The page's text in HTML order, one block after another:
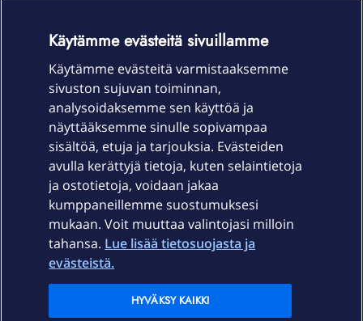
Laitteet & liittymät
Palvelut
Ajankohtaista
Elisa Oyj
Käytämme evästeitä sivuillamme
Käytämme evästeitä varmistaaksemme
sivuston sujuvan toiminnan,
analysoidaksemme sen käyttöä ja
näyttääksemme sinulle sopivampaa
sisältöä, etuja ja tarjouksia. Evästeiden
avulla kerättyjä tietoja, kuten selaintietoja
ja ostotietoja, voidaan jakaa
kumppaneillemme suostumuksesi
mukaan. Voit muuttaa valintojasi milloin
tahansa. Lue lisää tietosuojasta ja
evästeistä.
HYVÄKSY KAIKKI